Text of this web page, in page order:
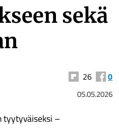
sekä
26 0
05.05.2026
tyytyväiseksi –